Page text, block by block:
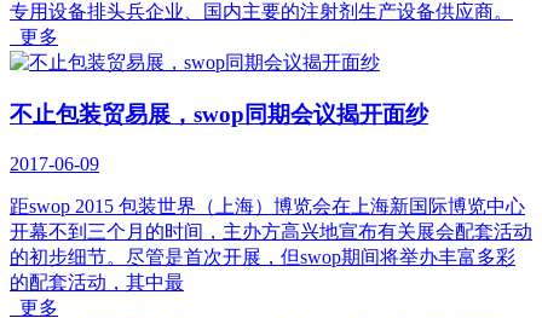
专用设备排头兵企业、国内主要的注射剂生产设备供应商。
更多
不止包装贸易展，swop同期会议揭开面纱
2017-06-09
距swop 2015 包装世界（上海）博览会在上海新国际博览中心
开幕不到三个月的时间，主办方高兴地宣布有关展会配套活动
的初步细节。尽管是首次开展，但swop期间将举办丰富多彩
的配套活动，其中最
更多